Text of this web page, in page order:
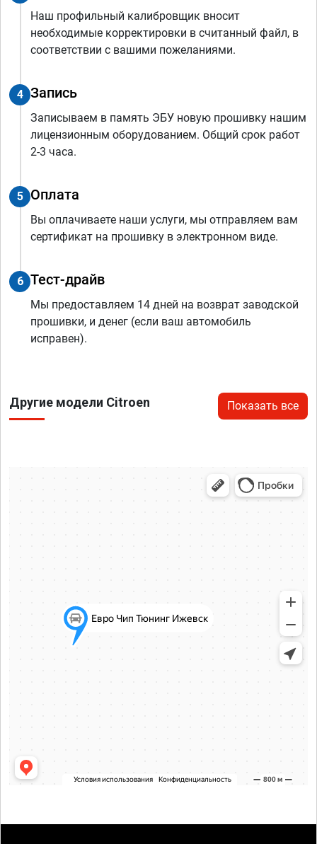
Наш профильный калибровщик вносит
необходимые корректировки в считанный файл, в
соответствии с вашими пожеланиями.
4 Запись
Записываем в память ЭБУ новую прошивку нашим
лицензионным оборудованием. Общий срок работ
2-3 часа.
5 Оплата
Вы оплачиваете наши услуги, мы отправляем вам
сертификат на прошивку в электронном виде.
6 Тест-драйв
Мы предоставляем 14 дней на возврат заводской
прошивки, и денег (если ваш автомобиль
исправен).
Другие модели Citroen Показать все